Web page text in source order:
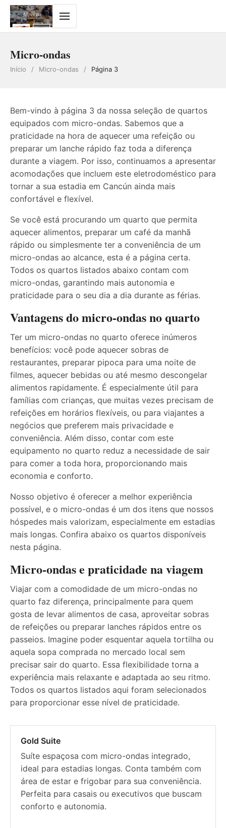
Micro-ondas
Início / Micro-ondas / Página 3
Bem-vindo à página 3 da nossa seleção de quartos
equipados com micro-ondas. Sabemos que a
praticidade na hora de aquecer uma refeição ou
preparar um lanche rápido faz toda a diferença
durante a viagem. Por isso, continuamos a apresentar
acomodações que incluem este eletrodoméstico para
tornar a sua estadia em Cancún ainda mais
confortável e flexível.
Se você está procurando um quarto que permita
aquecer alimentos, preparar um café da manhã
rápido ou simplesmente ter a conveniência de um
micro-ondas ao alcance, esta é a página certa.
Todos os quartos listados abaixo contam com
micro-ondas, garantindo mais autonomia e
praticidade para o seu dia a dia durante as férias.
Vantagens do micro-ondas no quarto
Ter um micro-ondas no quarto oferece inúmeros
benefícios: você pode aquecer sobras de
restaurantes, preparar pipoca para uma noite de
filmes, aquecer bebidas ou até mesmo descongelar
alimentos rapidamente. É especialmente útil para
famílias com crianças, que muitas vezes precisam de
refeições em horários flexíveis, ou para viajantes a
negócios que preferem mais privacidade e
conveniência. Além disso, contar com este
equipamento no quarto reduz a necessidade de sair
para comer a toda hora, proporcionando mais
economia e conforto.
Nosso objetivo é oferecer a melhor experiência
possível, e o micro-ondas é um dos itens que nossos
hóspedes mais valorizam, especialmente em estadias
mais longas. Confira abaixo os quartos disponíveis
nesta página.
Micro-ondas e praticidade na viagem
Viajar com a comodidade de um micro-ondas no
quarto faz diferença, principalmente para quem
gosta de levar alimentos de casa, aproveitar sobras
de refeições ou preparar lanches rápidos entre os
passeios. Imagine poder esquentar aquela tortilha ou
aquela sopa comprada no mercado local sem
precisar sair do quarto. Essa flexibilidade torna a
experiência mais relaxante e adaptada ao seu ritmo.
Todos os quartos listados aqui foram selecionados
para proporcionar esse nível de praticidade.
Gold Suite
Suíte espaçosa com micro-ondas integrado,
ideal para estadias longas. Conta também com
área de estar e frigobar para sua conveniência.
Perfeita para casais ou executivos que buscam
conforto e autonomia.